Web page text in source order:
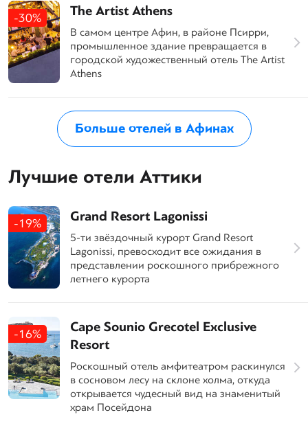
-30% The Artist Athens
В самом центре Афин, в районе Псирри,
промышленное здание превращается в
городской художественный отель The Artist
Athens
Больше отелей в Афинах
Лучшие отели Аттики
-19% Grand Resort Lagonissi
5-ти звёздочный курорт Grand Resort
Lagonissi, превосходит все ожидания в
представлении роскошного прибрежного
летнего курорта
-16%
Cape Sounio Grecotel Exclusive
Resort
Роскошный отель амфитеатром раскинулся
в сосновом лесу на склоне холма, откуда
открывается чудесный вид на знаменитый
храм Посейдона